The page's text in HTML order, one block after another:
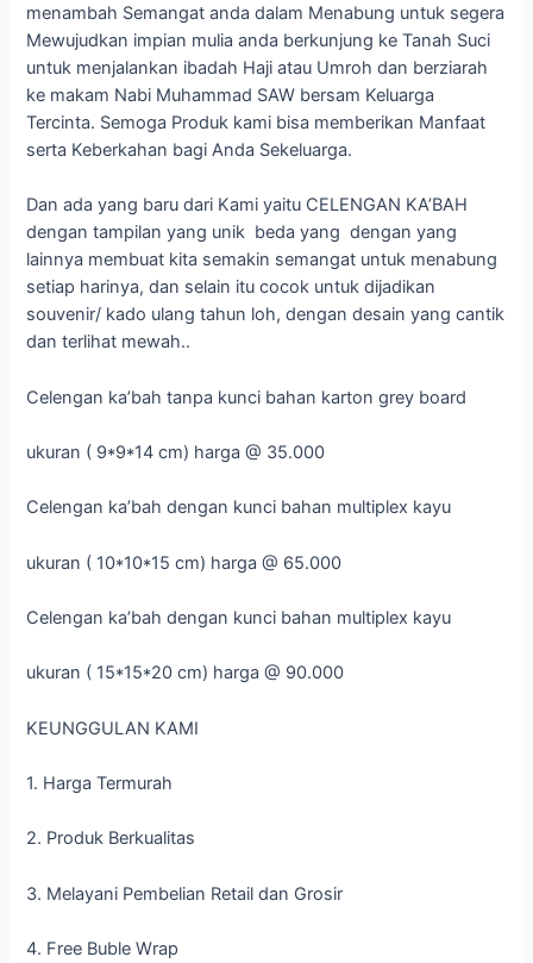
menambah Semangat anda dalam Menabung untuk segera
Mewujudkan impian mulia anda berkunjung ke Tanah Suci
untuk menjalankan ibadah Haji atau Umroh dan berziarah
ke makam Nabi Muhammad SAW bersam Keluarga
Tercinta. Semoga Produk kami bisa memberikan Manfaat
serta Keberkahan bagi Anda Sekeluarga.
Dan ada yang baru dari Kami yaitu CELENGAN KA’BAH
dengan tampilan yang unik beda yang dengan yang
lainnya membuat kita semakin semangat untuk menabung
setiap harinya, dan selain itu cocok untuk dijadikan
souvenir/ kado ulang tahun loh, dengan desain yang cantik
dan terlihat mewah..
Celengan ka’bah tanpa kunci bahan karton grey board
ukuran ( 9*9*14 cm) harga @ 35.000
Celengan ka’bah dengan kunci bahan multiplex kayu
ukuran ( 10*10*15 cm) harga @ 65.000
Celengan ka’bah dengan kunci bahan multiplex kayu
ukuran ( 15*15*20 cm) harga @ 90.000
KEUNGGULAN KAMI
1. Harga Termurah
2. Produk Berkualitas
3. Melayani Pembelian Retail dan Grosir
4. Free Buble Wrap